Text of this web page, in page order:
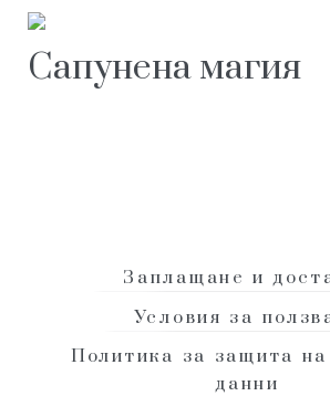
Сапунена магия
Заплащане и
Условия за
Политика за защита на
данни